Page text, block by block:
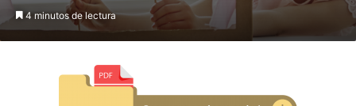
4 minutos de lectura